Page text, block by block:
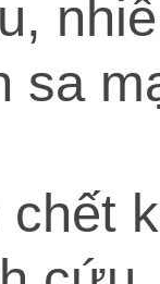
sa
chết